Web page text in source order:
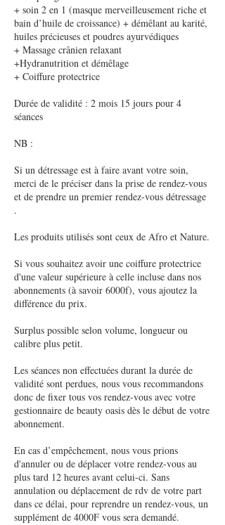
+ soin 2 en 1 (masque merveilleusement riche et
bain d’huile de croissance) + démêlant au karité,
huiles précieuses et poudres ayurvédiques
+ Massage crânien relaxant
+Hydranutrition et démêlage
+ Coiffure protectrice
Durée de validité : 2 mois 15 jours pour 4
séances
NB :
Si un détressage est à faire avant votre soin,
merci de le préciser dans la prise de rendez-vous
et de prendre un premier rendez-vous détressage
.
Les produits utilisés sont ceux de Afro et Nature.
Si vous souhaitez avoir une coiffure protectrice
d'une valeur supérieure à celle incluse dans nos
abonnements (à savoir 6000f), vous ajoutez la
différence du prix.
Surplus possible selon volume, longueur ou
calibre plus petit.
Les séances non effectuées durant la durée de
validité sont perdues, nous vous recommandons
donc de fixer tous vos rendez-vous avec votre
gestionnaire de beauty oasis dès le début de votre
abonnement.
En cas d’empêchement, nous vous prions
d'annuler ou de déplacer votre rendez-vous au
plus tard 12 heures avant celui-ci. Sans
annulation ou déplacement de rdv de votre part
dans ce délai, pour reprendre un rendez-vous, un
supplément de 4000F vous sera demandé.